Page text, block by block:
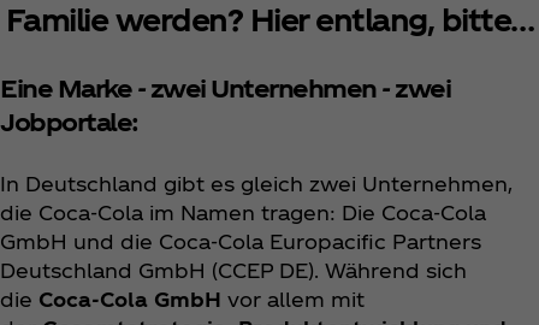
Familie werden? Hier entlang, bitte…
Eine Marke - zwei Unternehmen - zwei
Jobportale:
In Deutschland gibt es gleich zwei Unternehmen,
die Coca‑Cola im Namen tragen: Die Coca‑Cola
GmbH und die Coca‑Cola Europacific Partners
Deutschland GmbH (CCEP DE). Während sich
die Coca‑Cola GmbH vor allem mit